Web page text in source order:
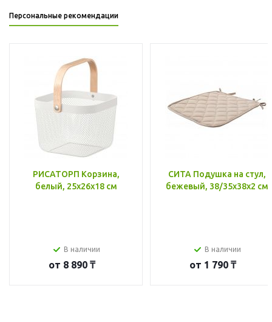
Персональные рекомендации
РИСАТОРП Корзина,
белый, 25x26x18 см
В наличии
от 8 890 ₸
СИТА Подушка на стул,
бежевый, 38/35x38x2 см
В наличии
от 1 790 ₸